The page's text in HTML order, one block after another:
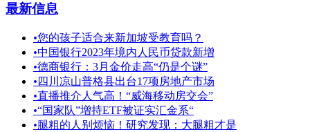
最新信息
•您的孩子适合来新加坡受教育吗？
•中国银行2023年境内人民币贷款新增
•德商银行：3月金价走高“仍是个谜”
• 四川凉山普格县出台17项房地产市场
•直播推介人气高！“威海移动房交会”
•“国家队”增持ETF被证实汇金系“
•腿粗的人别烦恼！研究发现：大腿粗才是